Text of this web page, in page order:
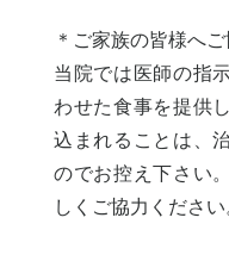
＊ご家族の皆様へ
当院では医師の指
わせた食事を提供
込まれることは、
のでお控え下さい
しくご協力ください